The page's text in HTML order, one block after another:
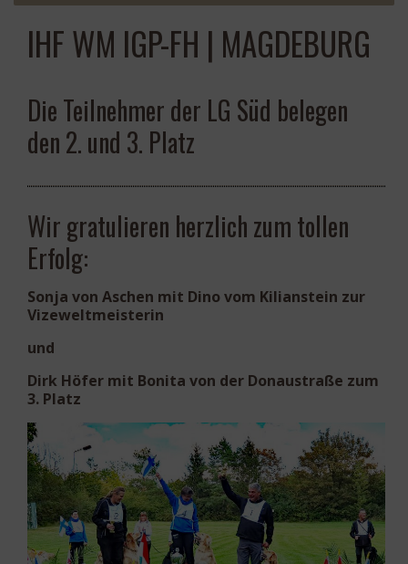
IHF WM IGP-FH | MAGDEBURG
Die Teilnehmer der LG Süd belegen
den 2. und 3. Platz
Wir gratulieren herzlich zum tollen
Erfolg:
Sonja von Aschen mit Dino vom Kilianstein zur
Vizeweltmeisterin
und
Dirk Höfer mit Bonita von der Donaustraße zum
3. Platz